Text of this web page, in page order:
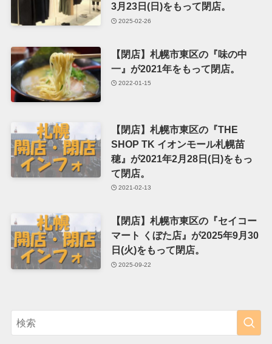
3月23日(日)をもって閉店。
2025-02-26
【閉店】札幌市東区の『味の中
一』が2021年をもって閉店。
2022-01-15
【閉店】札幌市東区の『THE
SHOP TK イオンモール札幌苗
穂』が2021年2月28日(日)をもっ
て閉店。
2021-02-13
【閉店】札幌市東区の『セイコー
マート くぼた店』が2025年9月30
日(火)をもって閉店。
2025-09-22